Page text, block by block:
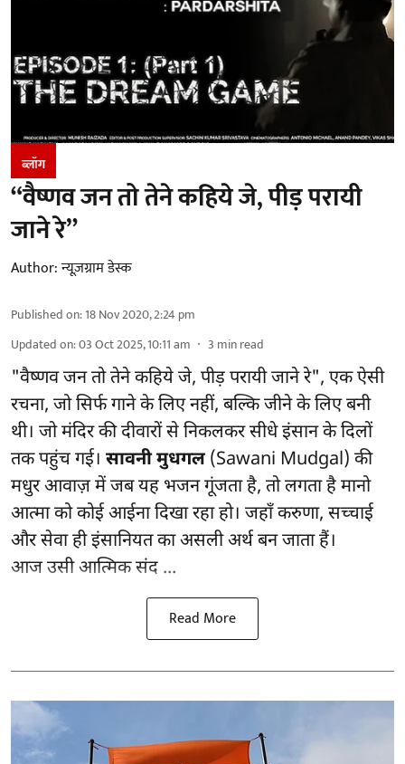
ब्लॉग
“वैष्णव जन तो तेने कहिये जे, पीड़ परायी
जाने रे”
Author:न्यूज़ग्राम डेस्क
Published on:18 Nov 2020, 2:24 pm
Updated on:03 Oct 2025, 10:11 am 3 min read
"वैष्णव जन तो तेने कहिये जे, पीड़ परायी जाने रे", एक ऐसी
रचना, जो सिर्फ गाने के लिए नहीं, बल्कि जीने के लिए बनी
थी। जो मंदिर की दीवारों से निकलकर सीधे इंसान के दिलों
तक पहुंच गई। सावनी मुधगल (Sawani Mudgal) की
मधुर आवाज़ में जब यह भजन गूंजता है, तो लगता है मानो
आत्मा को कोई आईना दिखा रहा हो। जहाँ करुणा, सच्चाई
और सेवा ही इंसानियत का असली अर्थ बन जाता हैं।
आज उसी आत्मिक संद ...
Read More